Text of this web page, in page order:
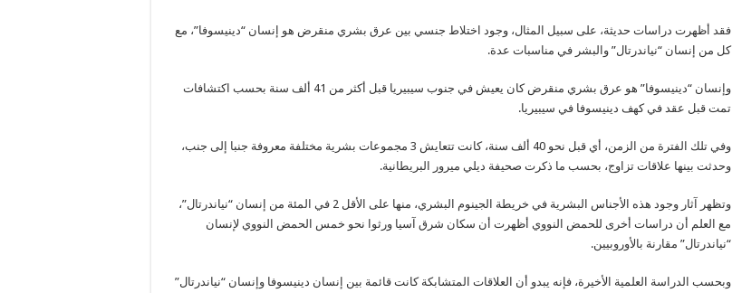
فقد أظهرت دراسات حديثة، على سبيل المثال، وجود اختلاط جنسي بين عرق بشري منقرض هو إنسان “دينيسوفا”، مع
كل من إنسان “نياندرتال” والبشر في مناسبات عدة.
وإنسان “دينيسوفا” هو عرق بشري منقرض كان يعيش في جنوب سيبيريا قبل أكثر من 41 ألف سنة بحسب اكتشافات
تمت قبل عقد في كهف دينيسوفا في سيبيريا.
وفي تلك الفترة من الزمن، أي قبل نحو 40 ألف سنة، كانت تتعايش 3 مجموعات بشرية مختلفة معروفة جنبا إلى جنب،
وحدثت بينها علاقات تزاوج، بحسب ما ذكرت صحيفة ديلي ميرور البريطانية.
وتظهر آثار وجود هذه الأجناس البشرية في خريطة الجينوم البشري، منها على الأقل 2 في المئة من إنسان “نياندرتال”،
مع العلم أن دراسات أخرى للحمض النووي أظهرت أن سكان شرق آسيا ورثوا نحو خمس الحمض النووي لإنسان
“نياندرتال” مقارنة بالأوروبيين.
وبحسب الدراسة العلمية الأخيرة، فإنه يبدو أن العلاقات المتشابكة كانت قائمة بين إنسان دينيسوفا وإنسان “نياندرتال”